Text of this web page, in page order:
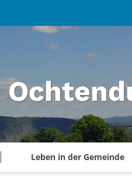
Leben in der Gemeinde